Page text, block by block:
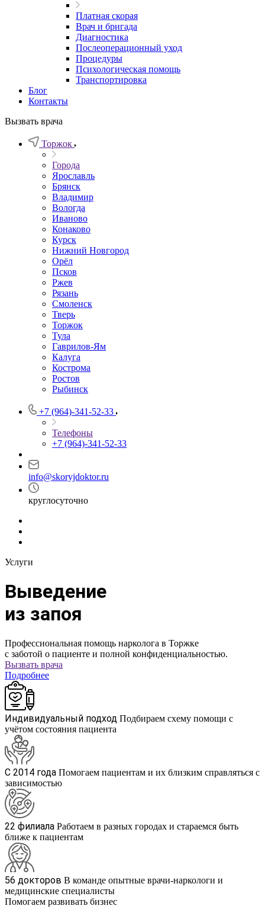
Платная скорая
Врач и бригада
Диагностика
Послеоперационный уход
Процедуры
Психологическая помощь
Транспортировка
Блог
Контакты
Вызвать врача
Торжок
Города
Ярославль
Брянск
Владимир
Вологда
Иваново
Конаково
Курск
Нижний Новгород
Орёл
Псков
Ржев
Рязань
Смоленск
Тверь
Торжок
Тула
Гаврилов-Ям
Калуга
Кострома
Ростов
Рыбинск
+7 (964)-341-52-33
Телефоны
+7 (964)-341-52-33
info@skoryjdoktor.ru
круглосуточно
Услуги
Выведение
из запоя
Профессиональная помощь нарколога в Торжке
с заботой о пациенте и полной конфиденциальностью.
Вызвать врача
Подробнее
Индивидуальный подход Подбираем схему помощи с
учётом состояния пациента
С 2014 года Помогаем пациентам и их близким справляться с
зависимостью
22 филиала Работаем в разных городах и стараемся быть
ближе к пациентам
56 докторов В команде опытные врачи-наркологи и
медицинские специалисты
Помогаем развивать бизнес